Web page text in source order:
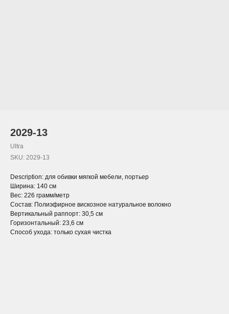
2029-13
Ultra
SKU: 2029-13
Description: для обивки мягкой мебели, портьер
Ширина: 140 см
Вес: 226 грамм/метр
Состав: Полиэфирное вискозное натуральное волокно
Вертикальный раппорт: 30,5 см
Горизонтальный: 23,6 см
Способ ухода: только сухая чистка